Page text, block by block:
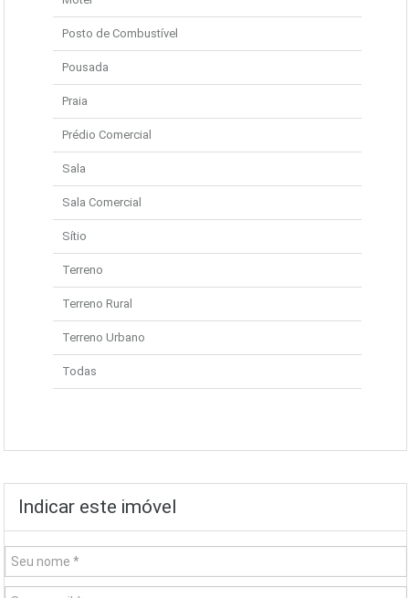
Posto de Combustível
Pousada
Praia
Prédio Comercial
Sala
Sala Comercial
Sítio
Terreno
Terreno Rural
Terreno Urbano
Todas
Indicar este imóvel